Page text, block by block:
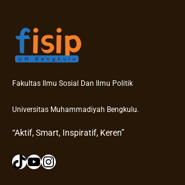
Fakultas Ilmu Sosial Dan Ilmu Politik
Universitas Muhammadiyah Bengkulu.
“Aktif, Smart, Inspiratif, Keren”
TikTok YouTube Instagram